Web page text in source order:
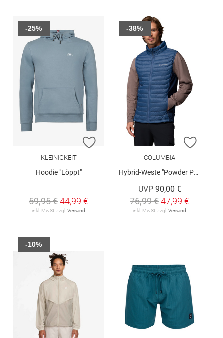
ZUR WUNSCHLISTE HINZUFÜGEN
KLEINIGKEIT
Hoodie "Löppt"
59,95 €44,99 €
inkl. MwSt. zzgl. Versand
-25%
ZUR
COLUMBIA
Hybrid-Weste "Powder Pass"
UVP 90,00 €
76,99 €47,99 €
inkl. MwSt. zzgl. Versand
-38%
-10%